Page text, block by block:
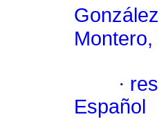
Montero,
·
Español